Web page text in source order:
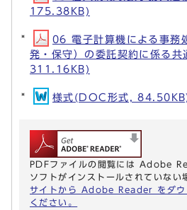
175.38KB)
06 電子計算機による事務
発・保守）の委託契約に係る共
311.16KB)
様式(DOC形式,
PDFファイルの閲覧には Adobe
ソフトがインストールされていない
サイトから Adobe Reader をダウ
ください。